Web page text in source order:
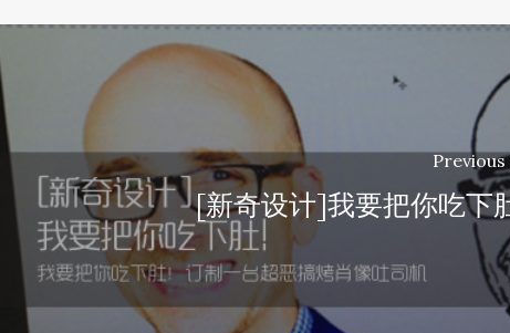
[新奇设计]我要把你吃下